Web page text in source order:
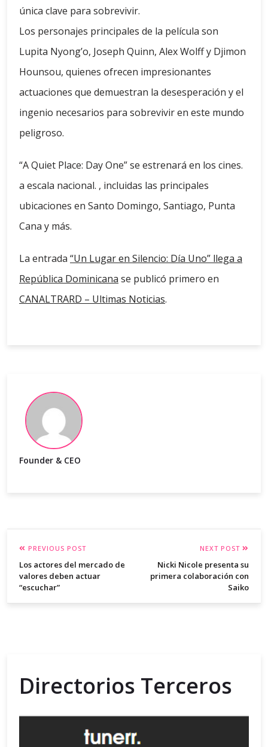
única clave para sobrevivir.
Los personajes principales de la película son
Lupita Nyong’o, Joseph Quinn, Alex Wolff y Djimon
Hounsou, quienes ofrecen impresionantes
actuaciones que demuestran la desesperación y el
ingenio necesarios para sobrevivir en este mundo
peligroso.
“A Quiet Place: Day One” se estrenará en los cines.
a escala nacional. , incluidas las principales
ubicaciones en Santo Domingo, Santiago, Punta
Cana y más.
La entrada “Un Lugar en Silencio: Día Uno” llega a
República Dominicana se publicó primero en
CANALTRARD – Ultimas Noticias.
Founder & CEO
PREVIOUS POST
Los actores del mercado de
valores deben actuar
“escuchar”
NEXT POST
Nicki Nicole presenta su
primera colaboración con
Saiko
Directorios Terceros